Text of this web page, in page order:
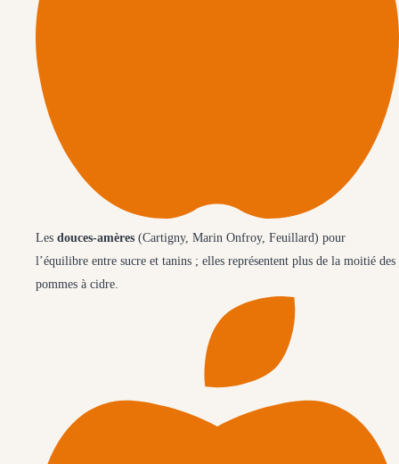
Les douces-amères (Cartigny, Marin Onfroy, Feuillard) pour
l’équilibre entre sucre et tanins ; elles représentent plus de la moitié des
pommes à cidre.